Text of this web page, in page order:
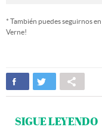
* También puedes seguirnos en
Verne!
SIGUE LEYENDO